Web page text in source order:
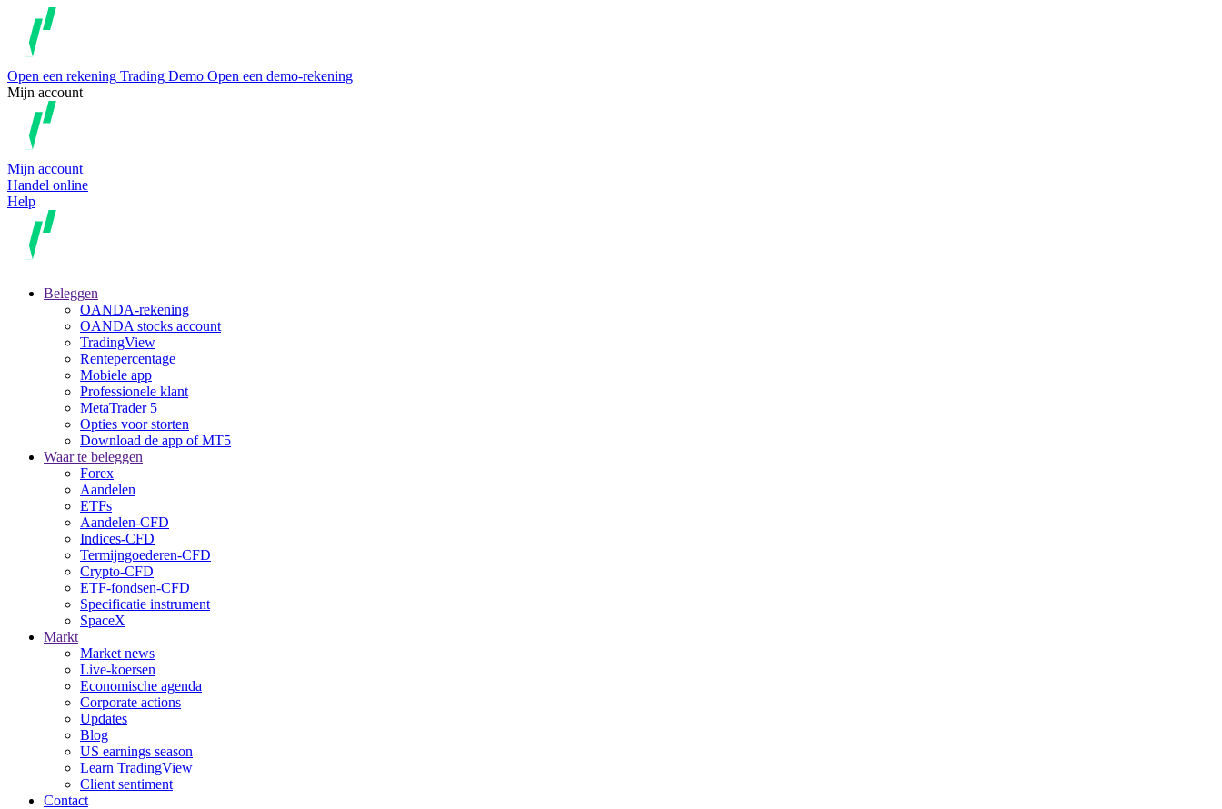
Open een rekening Trading Demo Open een demo-rekening
Mijn account
Mijn account
Handel online
Help
Beleggen
OANDA-rekening
OANDA stocks account
TradingView
Rentepercentage
Mobiele app
Professionele klant
MetaTrader 5
Opties voor storten
Download de app of MT5
Waar te beleggen
Forex
Aandelen
ETFs
Aandelen-CFD
Indices-CFD
Termijngoederen-CFD
Crypto-CFD
ETF-fondsen-CFD
Specificatie instrument
SpaceX
Markt
Market news
Live-koersen
Economische agenda
Corporate actions
Updates
Blog
US earnings season
Learn TradingView
Client sentiment
Contact